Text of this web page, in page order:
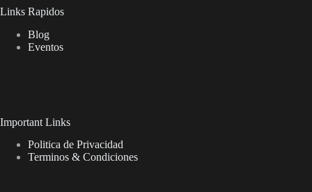
Links Rapidos
Blog
Eventos
Important Links
Politica de Privacidad
Terminos & Condiciones